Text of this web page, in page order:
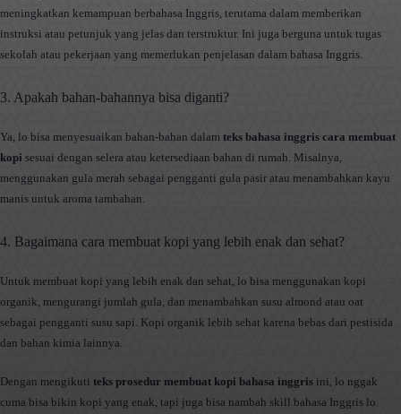
meningkatkan kemampuan berbahasa Inggris, terutama dalam memberikan
instruksi atau petunjuk yang jelas dan terstruktur. Ini juga berguna untuk tugas
sekolah atau pekerjaan yang memerlukan penjelasan dalam bahasa Inggris.
3. Apakah bahan-bahannya bisa diganti?
Ya, lo bisa menyesuaikan bahan-bahan dalam teks bahasa inggris cara membuat
kopi sesuai dengan selera atau ketersediaan bahan di rumah. Misalnya,
menggunakan gula merah sebagai pengganti gula pasir atau menambahkan kayu
manis untuk aroma tambahan.
4. Bagaimana cara membuat kopi yang lebih enak dan sehat?
Untuk membuat kopi yang lebih enak dan sehat, lo bisa menggunakan kopi
organik, mengurangi jumlah gula, dan menambahkan susu almond atau oat
sebagai pengganti susu sapi. Kopi organik lebih sehat karena bebas dari pestisida
dan bahan kimia lainnya.
Dengan mengikuti teks prosedur membuat kopi bahasa inggris ini, lo nggak
cuma bisa bikin kopi yang enak, tapi juga bisa nambah skill bahasa Inggris lo.